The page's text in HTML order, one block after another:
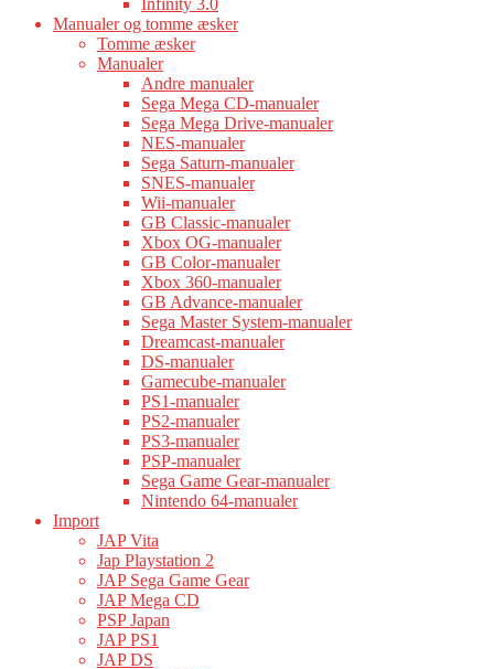
Infinity 3.0
Manualer og tomme æsker
Tomme æsker
Manualer
Andre manualer
Sega Mega CD-manualer
Sega Mega Drive-manualer
NES-manualer
Sega Saturn-manualer
SNES-manualer
Wii-manualer
GB Classic-manualer
Xbox OG-manualer
GB Color-manualer
Xbox 360-manualer
GB Advance-manualer
Sega Master System-manualer
Dreamcast-manualer
DS-manualer
Gamecube-manualer
PS1-manualer
PS2-manualer
PS3-manualer
PSP-manualer
Sega Game Gear-manualer
Nintendo 64-manualer
Import
JAP Vita
Jap Playstation 2
JAP Sega Game Gear
JAP Mega CD
PSP Japan
JAP PS1
JAP DS